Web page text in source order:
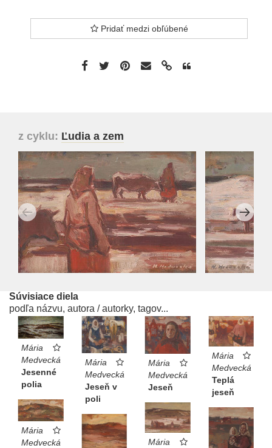
Pridať medzi obľúbené
z cyklu: Ľudia a zem
Súvisiace diela
podľa názvu, autora / autorky, tagov...
Mária
Medvecká
Jesenné
polia
Mária
Medvecká
Jeseň v
poli
Mária
Medvecká
Jeseň
Mária
Medvecká
Teplá
jeseň
Mária
Medvecká
Mária